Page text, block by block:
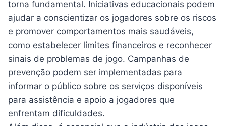
torna fundamental. Iniciativas educacionais podem
ajudar a conscientizar os jogadores sobre os riscos
e promover comportamentos mais saudáveis,
como estabelecer limites financeiros e reconhecer
sinais de problemas de jogo. Campanhas de
prevenção podem ser implementadas para
informar o público sobre os serviços disponíveis
para assistência e apoio a jogadores que
enfrentam dificuldades.